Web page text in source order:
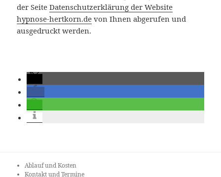
der SeiteDatenschutzerklärung der Website
hypnose-hertkorn.de von Ihnen abgerufen und
ausgedruckt werden.
Ablauf und Kosten
Kontakt und Termine